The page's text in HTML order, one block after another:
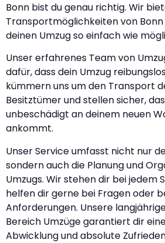
Bonn bist du genau richtig. Wir
Transportmöglichkeiten von
deinen Umzug so einfach wie
Unser erfahrenes Team von
dafür, dass dein Umzug
kümmern uns um den Transport
Besitztümer und stellen sicher,
unbeschädigt an deinem neuen
ankommt.
Unser Service umfasst nicht nur
sondern auch die Planung und
Umzugs. Wir stehen dir bei jedem
helfen dir gerne bei Fragen oder
Anforderungen. Unsere
Bereich Umzüge garantiert dir
Abwicklung und absolute